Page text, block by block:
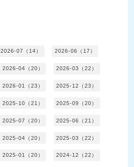
2026-07（14） 2026-06（17）
2026-04（20） 2026-03（22）
2026-01（23） 2025-12（23）
2025-10（21） 2025-09（20）
2025-07（20） 2025-06（21）
2025-04（20） 2025-03（22）
2025-01（20） 2024-12（22）